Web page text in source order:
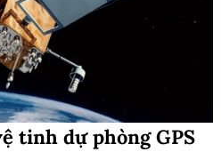
tinh dự phòng GPS